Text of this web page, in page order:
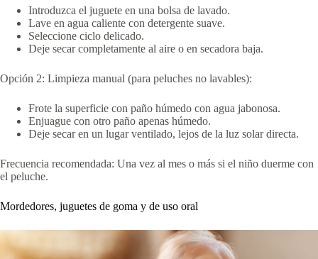
Introduzca el juguete en una bolsa de lavado.
Lave en agua caliente con detergente suave.
Seleccione ciclo delicado.
Deje secar completamente al aire o en secadora baja.
Opción 2: Limpieza manual (para peluches no lavables):
Frote la superficie con paño húmedo con agua jabonosa.
Enjuague con otro paño apenas húmedo.
Deje secar en un lugar ventilado, lejos de la luz solar directa.
Frecuencia recomendada: Una vez al mes o más si el niño duerme con
el peluche.
Mordedores, juguetes de goma y de uso oral